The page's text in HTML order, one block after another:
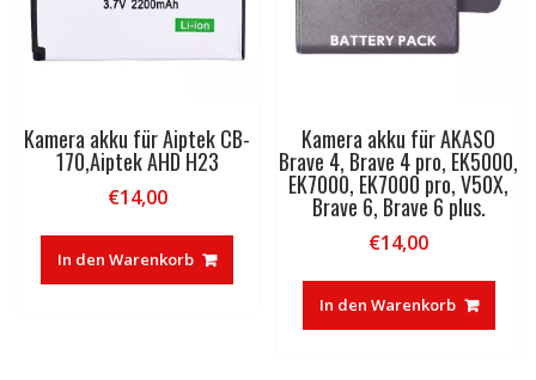
Kamera akku für Aiptek CB-
170,Aiptek AHD H23
€14,00
In den Warenkorb
Kamera akku für AKASO
Brave 4, Brave 4 pro, EK5000,
EK7000, EK7000 pro, V50X,
Brave 6, Brave 6 plus.
€14,00
In den Warenkorb